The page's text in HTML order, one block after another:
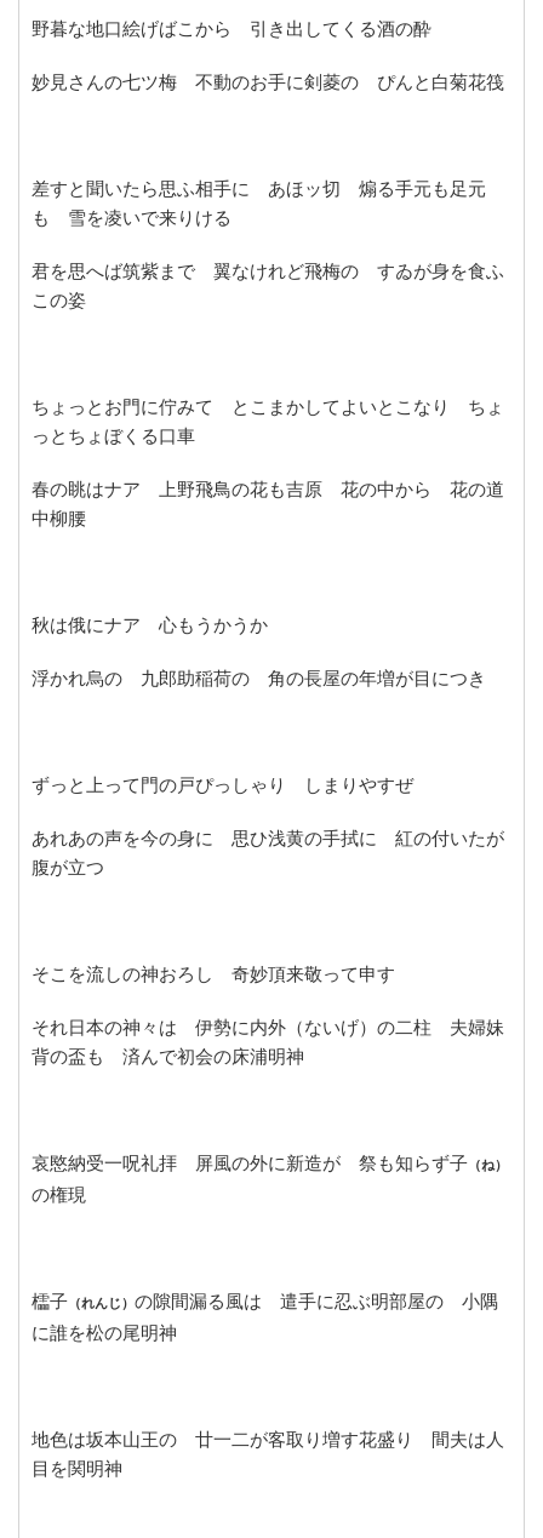
野暮な地口絵げばこから 引き出してくる酒の酔
妙見さんの七ツ梅 不動のお手に剣菱の ぴんと白菊花筏
差すと聞いたら思ふ相手に あほッ切 煽る手元も足元
も 雪を凌いで来りける
君を思へば筑紫まで 翼なけれど飛梅の すゐが身を食ふ
この姿
ちょっとお門に佇みて とこまかしてよいとこなり ちょ
っとちょぼくる口車
春の眺はナア 上野飛鳥の花も吉原 花の中から 花の道
中柳腰
秋は俄にナア 心もうかうか
浮かれ烏の 九郎助稲荷の 角の長屋の年増が目につき
ずっと上って門の戸ぴっしゃり しまりやすぜ
あれあの声を今の身に 思ひ浅黄の手拭に 紅の付いたが
腹が立つ
そこを流しの神おろし 奇妙頂来敬って申す
それ日本の神々は 伊勢に内外（ないげ）の二柱 夫婦妹
背の盃も 済んで初会の床浦明神
哀愍納受一呪礼拝 屏風の外に新造が 祭も知らず子 （ね）
の権現
櫺子 （れんじ） の隙間漏る風は 遣手に忍ぶ明部屋の 小隅
に誰を松の尾明神
地色は坂本山王の 廿一二が客取り増す花盛り 間夫は人
目を関明神